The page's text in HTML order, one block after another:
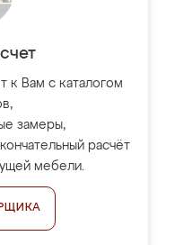
к Вам с каталогом
замеры,
расчёт
мебели.